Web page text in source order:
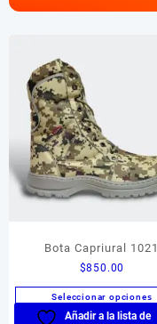
Las
página
de
producto
Bota Capriural 1021
$850.00
Seleccionar opciones
Este
Añadir a la lista de